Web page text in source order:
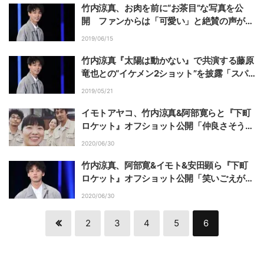
竹内涼真、お肉を前に“お茶目”な写真を公
開 ファンからは「可愛い」と絶賛の声が続
出
2019/06/15
竹内涼真『太陽は動かない』で共演する藤原
竜也との“イケメン2ショット”を披露「スパ
イのコンビです」
2019/05/21
イモトアヤコ、竹内涼真&阿部寛らと『下町
ロケット』オフショット公開「仲良さそう」
「最終回寂しい」の声
2020/06/30
竹内涼真、阿部寛&イモト&安田顕ら『下町
ロケット』オフショット公開「笑いごえがき
こえてきそー」
2020/06/30
2 3 4 5 6